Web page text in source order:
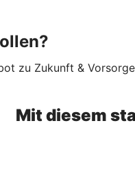
zu Zukunft &
Mit diesem